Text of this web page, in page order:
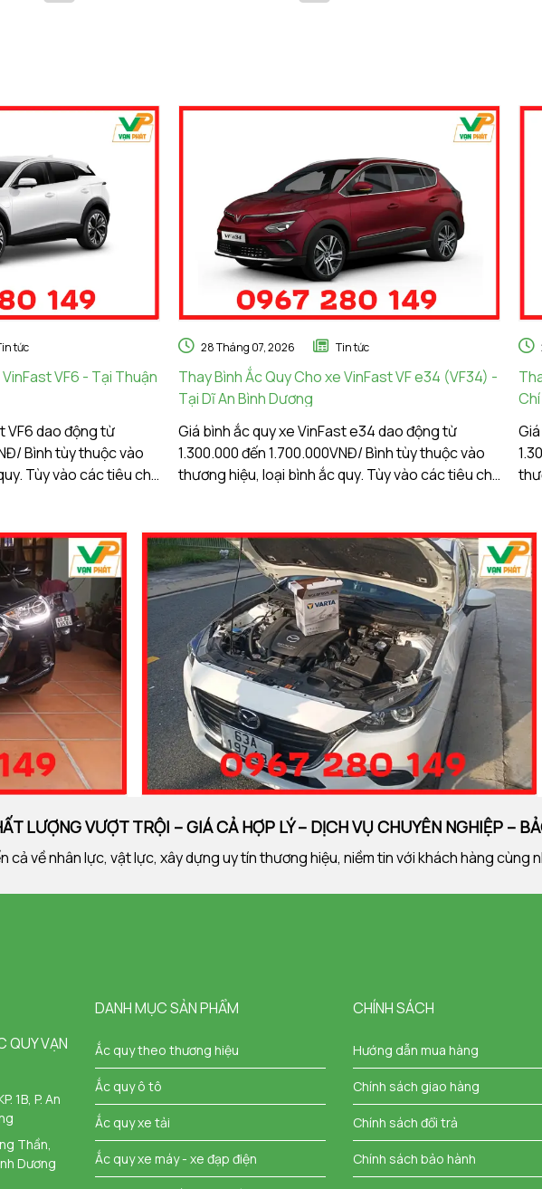
tức
VF6 - Tại Thuận
VF6 dao động từ
Bình tùy thuộc vào
Tùy vào các tiêu chí
xe VinFast VF6
28 Tháng 07, 2026 Tin tức
Thay Bình Ắc Quy Cho xe VinFast VF e34 (VF34) -
Tại Dĩ An Bình Dương
Giá bình ắc quy xe VinFast e34 dao động từ
1.300.000 đến 1.700.000VNĐ/ Bình tùy thuộc vào
thương hiệu, loại bình ắc quy. Tùy vào các tiêu chí
hàng đầu về giá bình ắc quy xe VinFast e34....
ắc
LƯỢNG VƯỢT TRỘI – GIÁ CẢ HỢP LÝ – DỊCH VỤ CHUYÊN NGHIỆP –
cả về nhân lực, vật lực, xây dựng uy tín thương hiệu, niềm tin với khách hàng
QUY VẠN
1B, P. An
Thần,
Dương
DANH MỤC SẢN PHẨM
Ắc quy theo thương hiệu
Ắc quy ô tô
Ắc quy xe tải
Ắc quy xe máy - xe đạp điện
CHÍNH SÁCH
Hướng dẫn mua hàng
Chính sách giao hàng
Chính sách đổi trả
Chính sách bảo hành